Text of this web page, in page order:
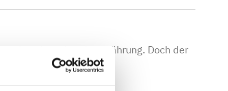
sei es als Krisenwährung. Doch der
Folgen verbunden:…